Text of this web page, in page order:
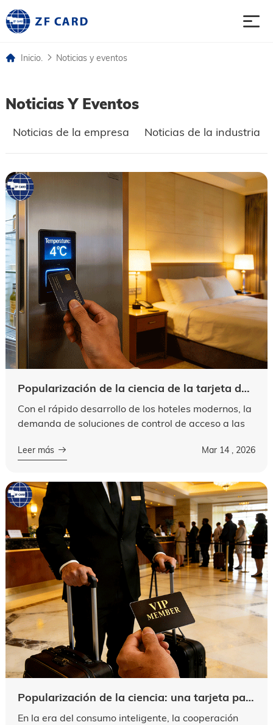
productos
asunto
Noticias y eventos
Contacto contacto
idioma
Inicio. Noticias y eventos
Noticias Y Eventos
Noticias de la empresa Noticias de la industria
Popularización de la ciencia de la tarjeta de CPU: desbloquee la contraseña segura y conveniente para las tarjetas de habitación inteligente del Hotel
Con el rápido desarrollo de los hoteles modernos, la
demanda de soluciones de control de acceso a las
aumenta día a día. Como uno de...
Leer más Mar 14 , 2026
Popularización de la ciencia: una tarjeta para múltiples usos, desbloqueuna situación de ganar-ganar para los servicios y operaciones VIP
En la era del consumo inteligente, la cooperación